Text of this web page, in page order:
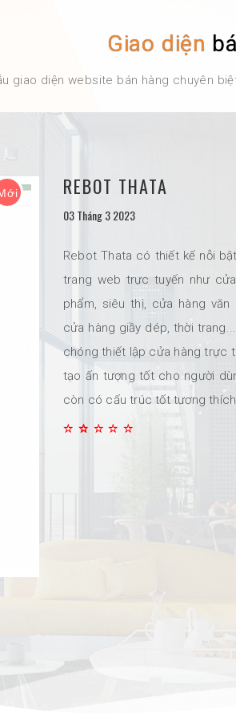
Giao diện
giao diện website bán hàng chuyên
REBOT THATA
03 Tháng 3 2023
Rebot Thata có thiết kế nỗi
trang web trực tuyến như
phẩm, siêu thị, cửa hàng
cửa hàng giầy dép, thời
chóng thiết lập cửa hàng trực
tạo ấn tượng tốt cho người
còn có cấu trúc tốt tương